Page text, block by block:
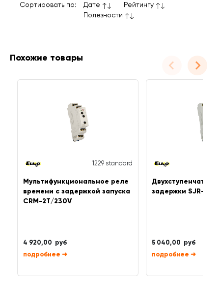
Сортировать по: Дате
Рейтингу
Полезности
Похожие товары
1229 standard
Мультифункциональное реле
времени с задержкой запуска
CRM-2T/230V
4 920,00 руб
➜
Двухступенчатый
задержки SJR-2/
5 040,00 руб
➜